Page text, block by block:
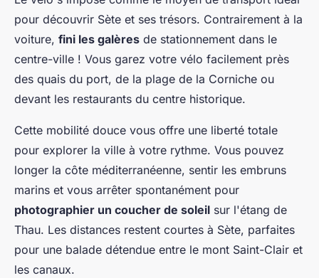
pour découvrir Sète et ses trésors. Contrairement à la
voiture, fini les galères de stationnement dans le
centre-ville ! Vous garez votre vélo facilement près
des quais du port, de la plage de la Corniche ou
devant les restaurants du centre historique.
Cette mobilité douce vous offre une liberté totale
pour explorer la ville à votre rythme. Vous pouvez
longer la côte méditerranéenne, sentir les embruns
marins et vous arrêter spontanément pour
photographier un coucher de soleil sur l'étang de
Thau. Les distances restent courtes à Sète, parfaites
pour une balade détendue entre le mont Saint-Clair et
les canaux.